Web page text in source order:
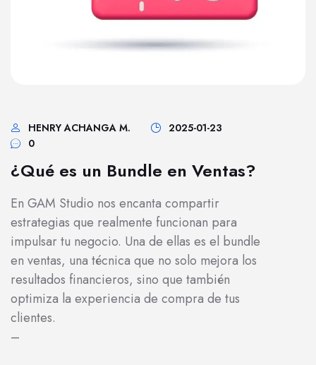
HENRY ACHANGA M.
2025-01-23
0
¿Qué es un Bundle en Ventas?
En GAM Studio nos encanta compartir
estrategias que realmente funcionan para
impulsar tu negocio. Una de ellas es el bundle
en ventas, una técnica que no solo mejora los
resultados financieros, sino que también
optimiza la experiencia de compra de tus
clientes.
–